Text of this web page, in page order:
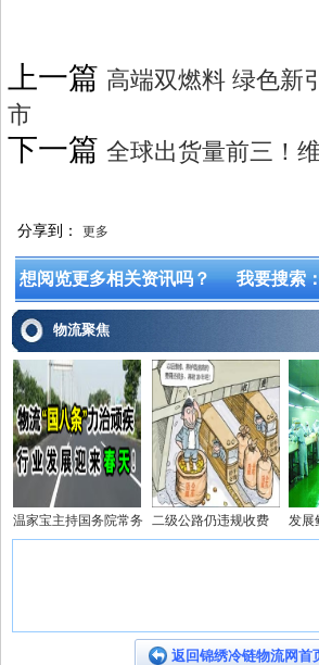
上一篇 高端双燃料 绿色新
市
下一篇 全球出货量前三！
分享到： 更多
想阅览更多相关资讯吗？ 我要搜索
物流聚焦
温家宝主持国务院常务 二级公路仍违规收费 发展
返回锦绣冷链物流网首